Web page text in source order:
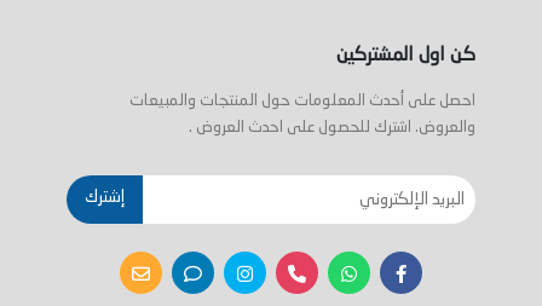
كن اول المشتركين
احصل على أحدث المعلومات حول المنتجات والمبيعات
والعروض. اشترك للحصول على احدث العروض .
إشترك